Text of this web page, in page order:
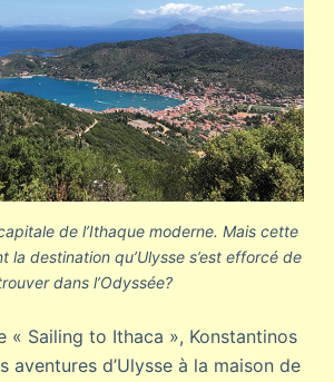
de l’Ithaque moderne. Mais cette
la destination qu’Ulysse s’est efforcé de
dans l’Odyssée?
« Sailing to Ithaca », Konstantinos
aventures d’Ulysse à la maison de